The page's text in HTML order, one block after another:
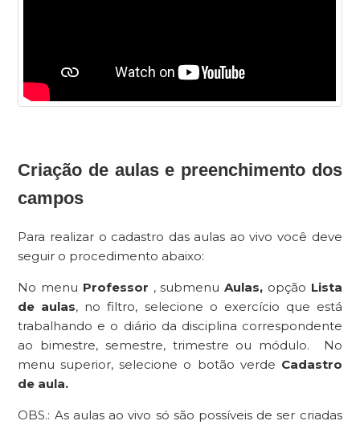
Criação de aulas e preenchimento dos
campos
Para realizar o cadastro das aulas ao vivo você deve
seguir o procedimento abaixo:
No menu Professor , submenuAulas, opção Lista
de aulas, no filtro, selecione o exercício que está
trabalhando e o diário da disciplina correspondente
ao bimestre, semestre, trimestre ou módulo. No
menu superior, selecione o botão verde Cadastro
de aula.
OBS.: As aulas ao vivo só são possíveis de ser criadas